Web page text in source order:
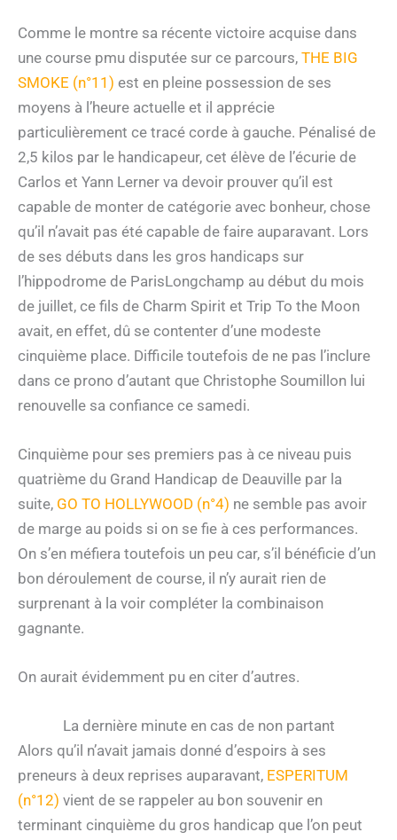
Comme le montre sa récente victoire acquise dans
une course pmu disputée sur ce parcours, THE BIG
SMOKE (n°11) est en pleine possession de ses
moyens à l’heure actuelle et il apprécie
particulièrement ce tracé corde à gauche. Pénalisé de
2,5 kilos par le handicapeur, cet élève de l’écurie de
Carlos et Yann Lerner va devoir prouver qu’il est
capable de monter de catégorie avec bonheur, chose
qu’il n’avait pas été capable de faire auparavant. Lors
de ses débuts dans les gros handicaps sur
l’hippodrome de ParisLongchamp au début du mois
de juillet, ce fils de Charm Spirit et Trip To the Moon
avait, en effet, dû se contenter d’une modeste
cinquième place. Difficile toutefois de ne pas l’inclure
dans ce prono d’autant que Christophe Soumillon lui
renouvelle sa confiance ce samedi.
Cinquième pour ses premiers pas à ce niveau puis
quatrième du Grand Handicap de Deauville par la
suite, GO TO HOLLYWOOD (n°4) ne semble pas avoir
de marge au poids si on se fie à ces performances.
On s’en méfiera toutefois un peu car, s’il bénéficie d’un
bon déroulement de course, il n’y aurait rien de
surprenant à la voir compléter la combinaison
gagnante.
On aurait évidemment pu en citer d’autres.
La dernière minute en cas de non partant
Alors qu’il n’avait jamais donné d’espoirs à ses
preneurs à deux reprises auparavant, ESPERITUM
(n°12) vient de se rappeler au bon souvenir en
terminant cinquième du gros handicap que l’on peut